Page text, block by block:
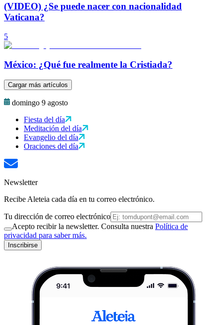
(VIDEO) ¿Se puede nacer con nacionalidad
Vaticana?
5
México: ¿Qué fue realmente la Cristiada?
Cargar más artículos
domingo 9 agosto
Fiesta del día
Meditación del día
Evangelio del día
Oraciones del día
Newsletter
Recibe Aleteia cada día en tu correo electrónico.
Tu dirección de correo electrónico
Acepto recibir la newsletter. Consulta nuestra Política de
privacidad para saber más.
Inscribirse